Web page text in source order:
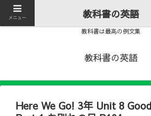
教科書は最高の例文集
教科書の英語
Here We Go! 3年 Unit 8
メニュー 教科書の英語